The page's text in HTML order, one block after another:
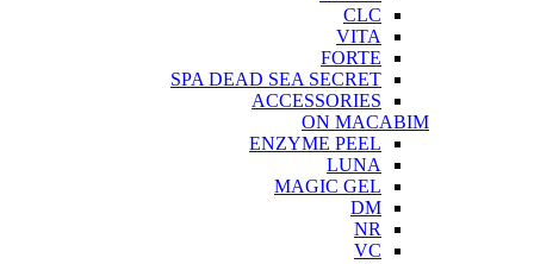
CLC
VITA
FORTE
SPA DEAD SEA SECRET
ACCESSORIES
ON MACABIM
ENZYME PEEL
LUNA
MAGIC GEL
DM
NR
VC